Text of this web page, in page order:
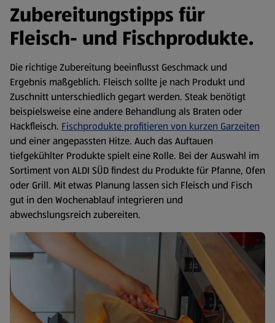
Zubereitungstipps für
Fleisch- und Fischprodukte.
Die richtige Zubereitung beeinflusst Geschmack und
Ergebnis maßgeblich. Fleisch sollte je nach Produkt und
Zuschnitt unterschiedlich gegart werden. Steak benötigt
beispielsweise eine andere Behandlung als Braten oder
Hackfleisch. Fischprodukte profitieren von kurzen Garzeiten
und einer angepassten Hitze. Auch das Auftauen
tiefgekühlter Produkte spielt eine Rolle. Bei der Auswahl im
Sortiment von ALDI SÜD findest du Produkte für Pfanne, Ofen
oder Grill. Mit etwas Planung lassen sich Fleisch und Fisch
gut in den Wochenablauf integrieren und
abwechslungsreich zubereiten.